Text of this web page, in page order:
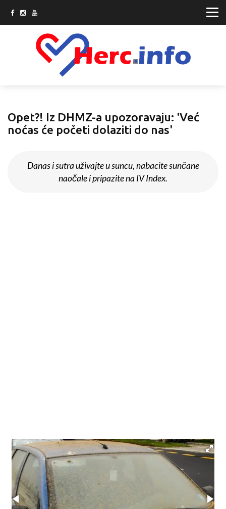
Opet?! Iz DHMZ-a upozoravaju: 'Već
noćas će početi dolaziti do nas'
Danas i sutra uživajte u suncu, nabacite sunčane
naočale i pripazite na IV Index.